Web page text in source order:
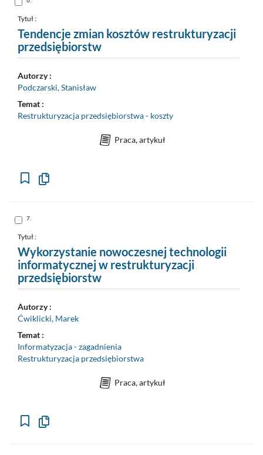
do
nr
6
Tytuł :
Tendencje zmian kosztów restrukturyzacji
przedsiębiorstw
Autorzy :
Podczarski, Stanisław
Temat :
Restrukturyzacja przedsiębiorstwa - koszty
Praca, artykuł
Kopiuj
Skocz
do
nr
7
7.
Tytuł :
Wykorzystanie nowoczesnej technologii
informatycznej w restrukturyzacji
przedsiębiorstw
Autorzy :
Ćwiklicki, Marek
Temat :
Informatyzacja - zagadnienia
Restrukturyzacja przedsiębiorstwa
Praca, artykuł
Kopiuj